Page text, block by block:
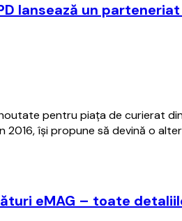
lansează un
pentru piaţa de curierat
2016, îşi propune să devină o
eMAG – toate